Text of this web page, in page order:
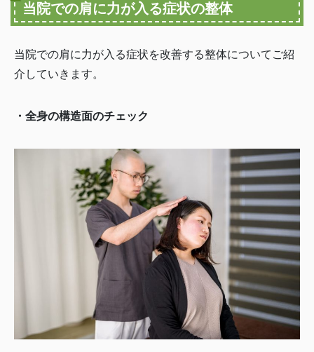
当院での肩に力が入る症状の整体
当院での肩に力が入る症状を改善する整体についてご紹
介していきます。
・全身の構造面のチェック